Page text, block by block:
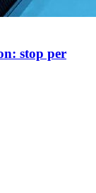
stop per